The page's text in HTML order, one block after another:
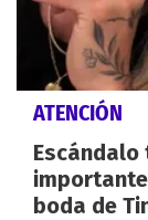
ATENCIÓN
boda de